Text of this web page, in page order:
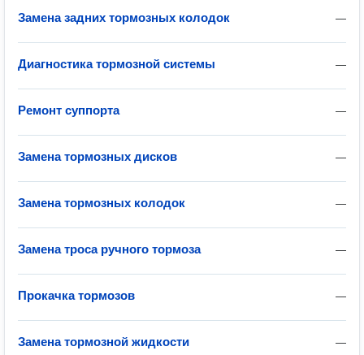
—
Замена задних тормозных колодок
—
Диагностика тормозной системы
—
Ремонт суппорта
—
Замена тормозных дисков
—
Замена тормозных колодок
—
Замена троса ручного тормоза
—
Прокачка тормозов
—
Замена тормозной жидкости